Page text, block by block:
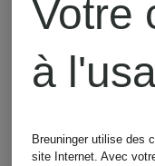
Polo
Votre
à
Breuninger utilise des
site Internet. Avec